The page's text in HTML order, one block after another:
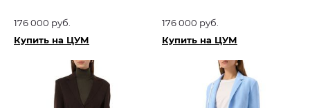
176 000 руб.
Купить на ЦУМ
176 000 руб.
Купить на ЦУМ